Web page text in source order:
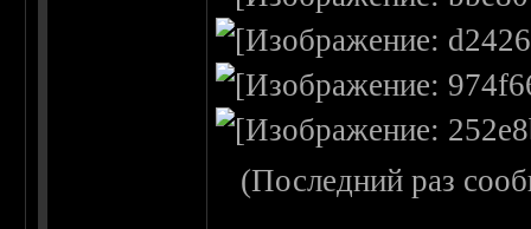
(Последний раз